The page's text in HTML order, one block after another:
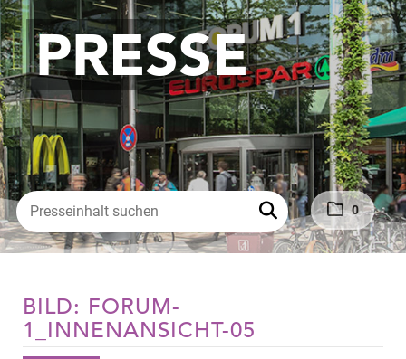
0
PRESSE
Gastronomie
Logos
Pressemappe
PRESSEKONTAKT
BILD: FORUM-
1_INNENANSICHT-05